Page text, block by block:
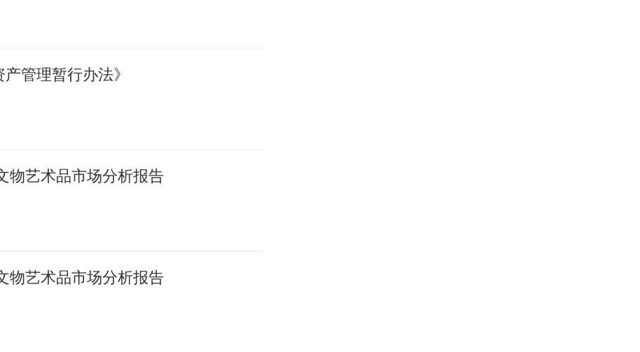
管理暂行办法》
物艺术品市场分析报告
物艺术品市场分析报告